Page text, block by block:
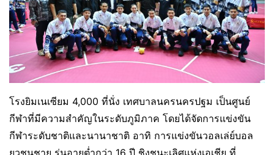
โรงยิมเนเซียม 4,000 ที่นั่ง เทศบาลนครนครปฐม เป็นศูนย์
กีฬาที่มีความสำคัญในระดับภูมิภาค โดยได้จัดการแข่งขัน
กีฬาระดับชาติและนานาชาติ อาทิ การแข่งขันวอลเล่ย์บอล